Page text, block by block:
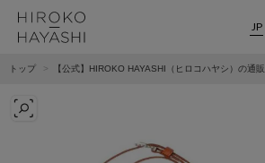
JP
トップ 【公式】HIROKO HAYASHI（ヒロコハヤシ）の通販